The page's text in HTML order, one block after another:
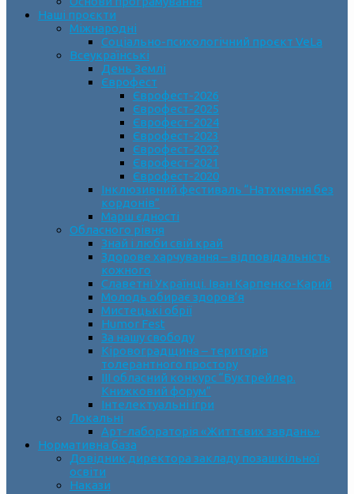
Наші проєкти
Міжнародні
Соціально-психологічний проєкт VeLa
Всеукраїнські
День Землі
Єврофест
Єврофест-2026
Єврофест-2025
Єврофест-2024
Єврофест-2023
Єврофест-2022
Єврофест-2021
Єврофест-2020
Інклюзивний фестиваль “Натхнення без
кордонів”
Марш єдності
Обласного рівня
Знай і люби свій край
Здорове харчування – відповідальність
кожного
Славетні Українці. Іван Карпенко-Карий
Молодь обирає здоров’я
Мистецькі обрії
Humor Fest
За нашу свободу
Кіровоградщина – територія
толерантного простору
ІII обласний конкурс “Буктрейлер.
Книжковий форум”
Інтелектуальні ігри
Локальні
Арт-лабораторія «Життєвих завдань»
Нормативна база
Довідник директора закладу позашкільної
освіти
Накази